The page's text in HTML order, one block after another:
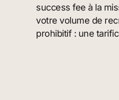
success fee à la
votre volume de
prohibitif : une